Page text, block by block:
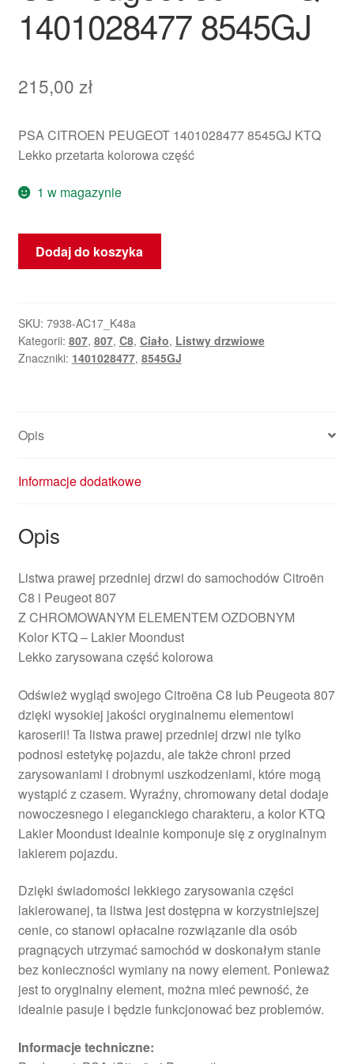
1401028477 8545GJ
215,00 zł
PSA CITROEN PEUGEOT 1401028477 8545GJ KTQ
Lekko przetarta kolorowa część
1 w magazynie
ilość
Listwa
drzwi
Citroën
C8
1401028477
Dodaj do koszyka
SKU: 7938-AC17_K48a
Kategorii: 807, 807, C8, Ciało, Listwy drzwiowe
Znaczniki: 1401028477, 8545GJ
Opis
Informacje dodatkowe
Opis
Listwa prawej przedniej drzwi do samochodów Citroën
C8 i Peugeot 807
Z CHROMOWANYM ELEMENTEM OZDOBNYM
Kolor KTQ – Lakier Moondust
Lekko zarysowana część kolorowa
Odśwież wygląd swojego Citroëna C8 lub Peugeota 807
dzięki wysokiej jakości oryginalnemu elementowi
karoserii! Ta listwa prawej przedniej drzwi nie tylko
podnosi estetykę pojazdu, ale także chroni przed
zarysowaniami i drobnymi uszkodzeniami, które mogą
wystąpić z czasem. Wyraźny, chromowany detal dodaje
nowoczesnego i eleganckiego charakteru, a kolor KTQ
Lakier Moondust idealnie komponuje się z oryginalnym
lakierem pojazdu.
Dzięki świadomości lekkiego zarysowania części
lakierowanej, ta listwa jest dostępna w korzystniejszej
cenie, co stanowi opłacalne rozwiązanie dla osób
pragnących utrzymać samochód w doskonałym stanie
bez konieczności wymiany na nowy element. Ponieważ
jest to oryginalny element, można mieć pewność, że
idealnie pasuje i będzie funkcjonować bez problemów.
Informacje techniczne: